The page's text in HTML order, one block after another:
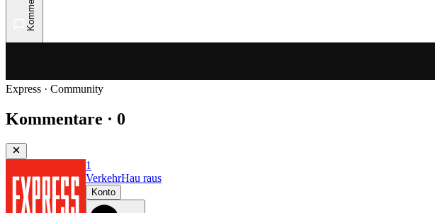
Express · Community
Kommentare · 0
1
VerkehrHau raus
Konto